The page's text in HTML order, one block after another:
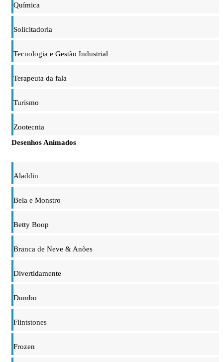
Química
Solicitadoria
Tecnologia e Gestão Industrial
Terapeuta da fala
Turismo
Zootecnia
Desenhos Animados
Aladdin
Bela e Monstro
Betty Boop
Branca de Neve & Anões
Divertidamente
Dumbo
Flintstones
Frozen